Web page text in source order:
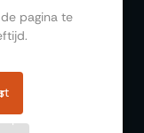
pagina te